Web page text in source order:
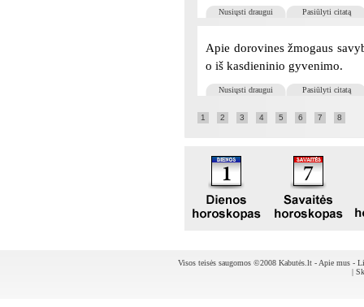
Nusiųsti draugui Pasiūlyti citatą
Apie dorovines žmogaus
o iš kasdieninio gyvenimo.
Nusiųsti draugui Pasiūlyti citatą
1 2 3 4 5 6 7 8
Visos teisės saugomos ©2008 Kabutės.lt - Apie mus-
|